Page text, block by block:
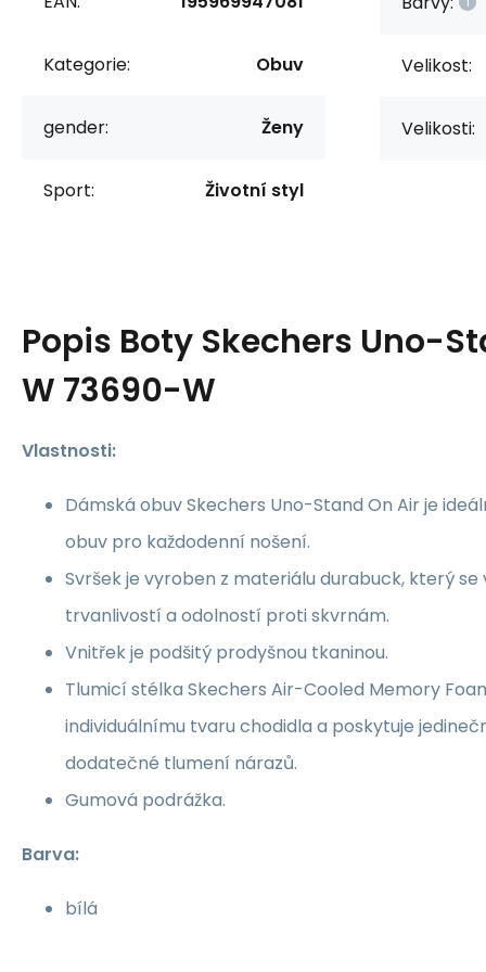
Kategorie: Obuv
gender: Ženy
Sport: Životní styl
Velikost:
Velikosti:
Popis Boty Skechers Uno-
W 73690-W
Vlastnosti:
Dámská obuv Skechers Uno-Stand On Air je
obuv pro každodenní nošení.
Svršek je vyroben z materiálu durabuck, který se
trvanlivostí a odolností proti skvrnám.
Vnitřek je podšitý prodyšnou tkaninou.
Tlumicí stélka Skechers Air-Cooled Memory
individuálnímu tvaru chodidla a poskytuje
dodatečné tlumení nárazů.
Gumová podrážka.
Barva:
bílá